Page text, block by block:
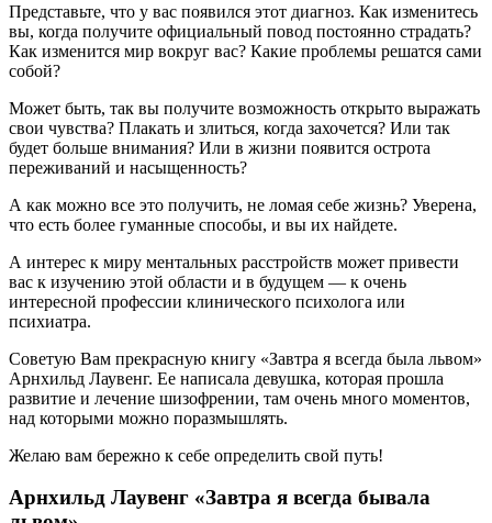
Представьте, что у вас появился этот диагноз. Как изменитесь
вы, когда получите официальный повод постоянно страдать?
Как изменится мир вокруг вас? Какие проблемы решатся сами
собой?
Может быть, так вы получите возможность открыто выражать
свои чувства? Плакать и злиться, когда захочется? Или так
будет больше внимания? Или в жизни появится острота
переживаний и насыщенность?
А как можно все это получить, не ломая себе жизнь? Уверена,
что есть более гуманные способы, и вы их найдете.
А интерес к миру ментальных расстройств может привести
вас к изучению этой области и в будущем — к очень
интересной профессии клинического психолога или
психиатра.
Советую Вам прекрасную книгу «Завтра я всегда была львом»
Арнхильд Лаувенг. Ее написала девушка, которая прошла
развитие и лечение шизофрении, там очень много моментов,
над которыми можно поразмышлять.
Желаю вам бережно к себе определить свой путь!
Арнхильд Лаувенг «Завтра я всегда бывала